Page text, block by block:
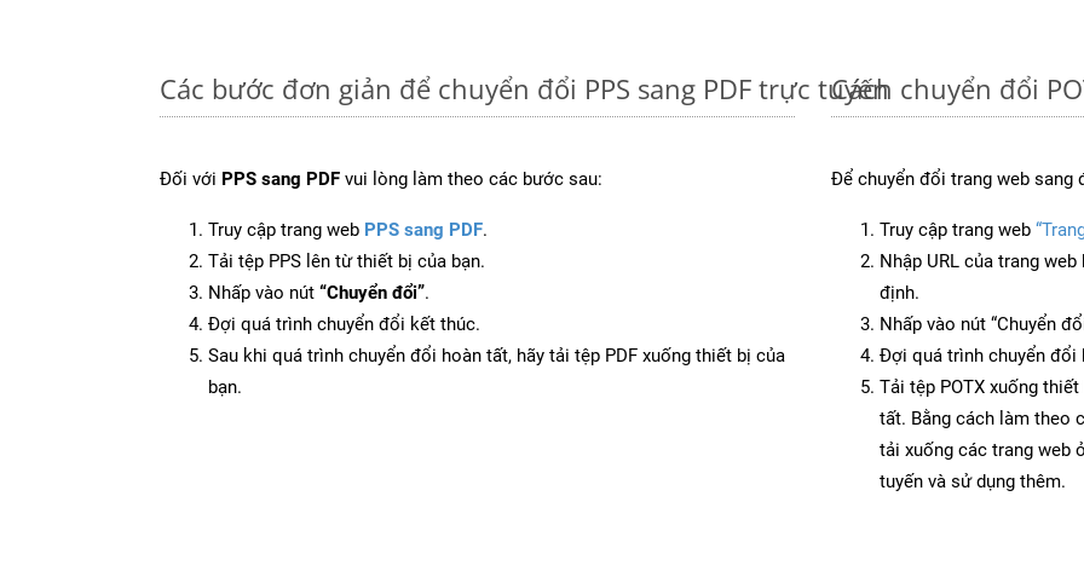
Các bước đơn giản để chuyển đổi PPS sang PDF trực tuyến
Đối với PPS sang PDF vui lòng làm theo các bước sau:
Truy cập trang web PPS sang PDF.
Tải tệp PPS lên từ thiết bị của bạn.
Nhấp vào nút “Chuyển đổi”.
Đợi quá trình chuyển đổi kết thúc.
Sau khi quá trình chuyển đổi hoàn tất, hãy tải tệp PDF xuống thiết bị của
bạn.
Cách chuyển đổi
Để chuyển đổi trang web sang
Truy cập trang web
Nhập URL của trang
định.
Nhấp vào nút “Chuyển
Đợi quá trình chuyển đổi
Tải tệp POTX xuống
tất. Bằng cách làm theo
tải xuống các trang web
tuyến và sử dụng thêm.